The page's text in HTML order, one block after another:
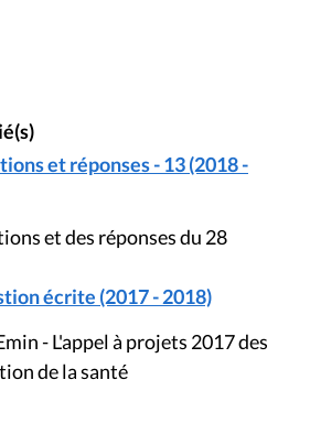
et réponses - 13 (2018 -
et des réponses du 28
écrite (2017 - 2018)
- L'appel à projets 2017 des
de la santé